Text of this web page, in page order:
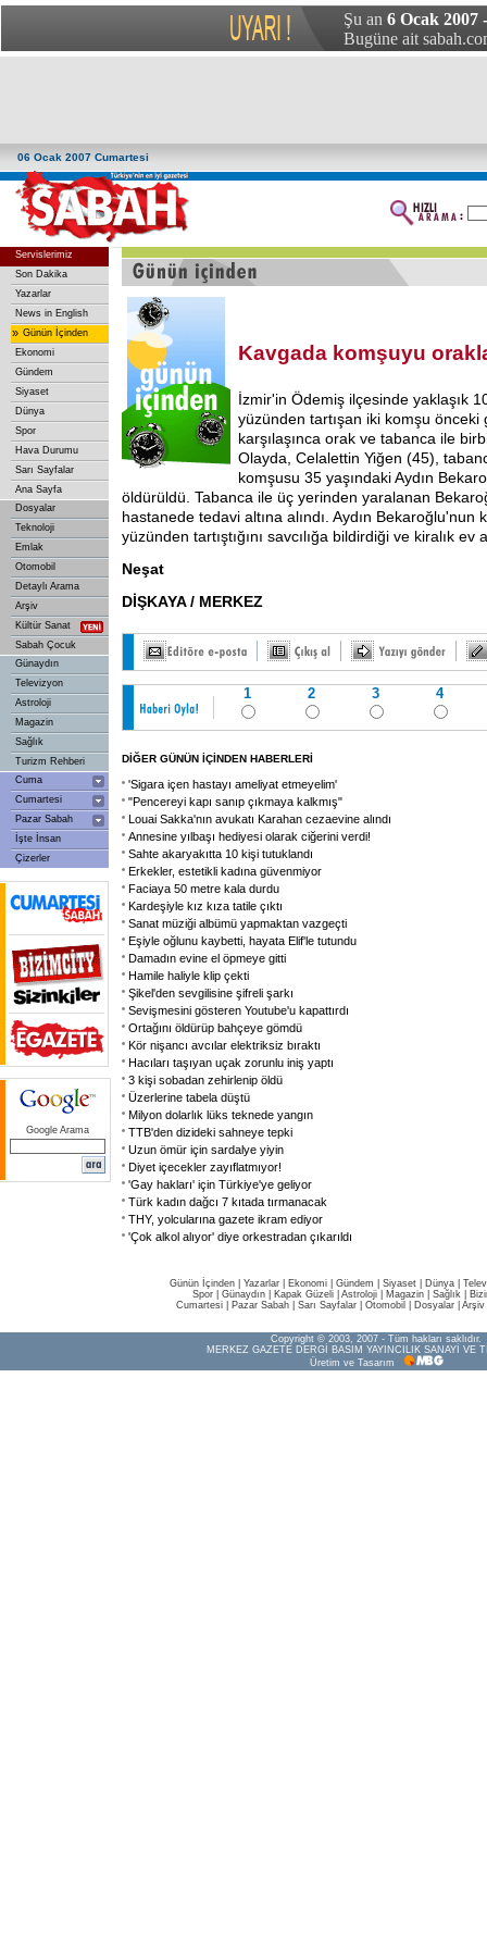
Şu an 6 Ocak 2007
Bugüne ait
06 Ocak 2007 Cumartesi
Servislerimiz
Son Dakika
Yazarlar
News in English
» Günün İçinden
Ekonomi
Gündem
Siyaset
Dünya
Spor
Hava Durumu
Sarı Sayfalar
Ana Sayfa
Dosyalar
Teknoloji
Emlak
Otomobil
Detaylı Arama
Arşiv
Kültür Sanat
Sabah Çocuk
Günaydın
Televizyon
Astroloji
Magazin
Sağlık
Turizm Rehberi
Cuma
Cumartesi
Pazar Sabah
İşte İnsan
Çizerler
Google Arama
Kavgada komşuyu
İzmir'in Ödemiş ilçesinde yaklaşık
yüzünden tartışan iki komşu önceki
karşılaşınca orak ve tabanca ile
Olayda, Celalettin Yiğen (45),
komşusu 35 yaşındaki Aydın
öldürüldü. Tabanca ile üç yerinden yaralanan
hastanede tedavi altına alındı. Aydın Bekaroğlu'nun
yüzünden tartıştığını savcılığa bildirdiği ve kiralık ev
Neşat
DİŞKAYA / MERKEZ
1 2 3 4
DİĞER GÜNÜN İÇİNDEN HABERLERİ
'Sigara içen hastayı ameliyat etmeyelim'
"Pencereyi kapı sanıp çıkmaya kalkmış"
Louai Sakka'nın avukatı Karahan cezaevine alındı
Annesine yılbaşı hediyesi olarak ciğerini verdi!
Sahte akaryakıtta 10 kişi tutuklandı
Erkekler, estetikli kadına güvenmiyor
Faciaya 50 metre kala durdu
Kardeşiyle kız kıza tatile çıktı
Sanat müziği albümü yapmaktan vazgeçti
Eşiyle oğlunu kaybetti, hayata Elif'le tutundu
Damadın evine el öpmeye gitti
Hamile haliyle klip çekti
Şikel'den sevgilisine şifreli şarkı
Sevişmesini gösteren Youtube'u kapattırdı
Ortağını öldürüp bahçeye gömdü
Kör nişancı avcılar elektriksiz bıraktı
Hacıları taşıyan uçak zorunlu iniş yaptı
3 kişi sobadan zehirlenip öldü
Üzerlerine tabela düştü
Milyon dolarlık lüks teknede yangın
TTB'den dizideki sahneye tepki
Uzun ömür için sardalye yiyin
Diyet içecekler zayıflatmıyor!
'Gay hakları' için Türkiye'ye geliyor
Türk kadın dağcı 7 kıtada tırmanacak
THY, yolcularına gazete ikram ediyor
'Çok alkol alıyor' diye orkestradan çıkarıldı
Günün İçinden Yazarlar Ekonomi Gündem Siyaset Dünya |
Spor
Günaydın Kapak Güzeli Astroloji Magazin Sağlık
Cumartesi
Pazar Sabah Sarı Sayfalar Otomobil Dosyalar Arşiv
Copyright © 2003, 2007 - Tüm hakları saklıdır.
MERKEZ GAZETE DERGİ BASIM YAYINCILIK SANAYİ VE
Üretim ve Tasarım